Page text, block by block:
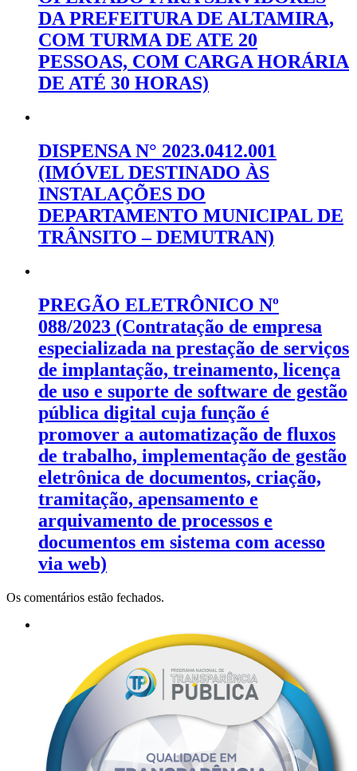
DA PREFEITURA DE ALTAMIRA,
COM TURMA DE ATE 20
PESSOAS, COM CARGA HORÁRIA
DE ATÉ 30 HORAS)
DISPENSA N° 2023.0412.001
(IMÓVEL DESTINADO ÀS
INSTALAÇÕES DO
DEPARTAMENTO MUNICIPAL DE
TRÂNSITO – DEMUTRAN)
PREGÃO ELETRÔNICO Nº
088/2023 (Contratação de empresa
especializada na prestação de serviços
de implantação, treinamento, licença
de uso e suporte de software de gestão
pública digital cuja função é
promover a automatização de fluxos
de trabalho, implementação de gestão
eletrônica de documentos, criação,
tramitação, apensamento e
arquivamento de processos e
documentos em sistema com acesso
via web)
Os comentários estão fechados.